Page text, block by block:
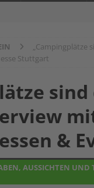
„Campingplätze
Stuttgart
sind
&
AUSSICHTEN